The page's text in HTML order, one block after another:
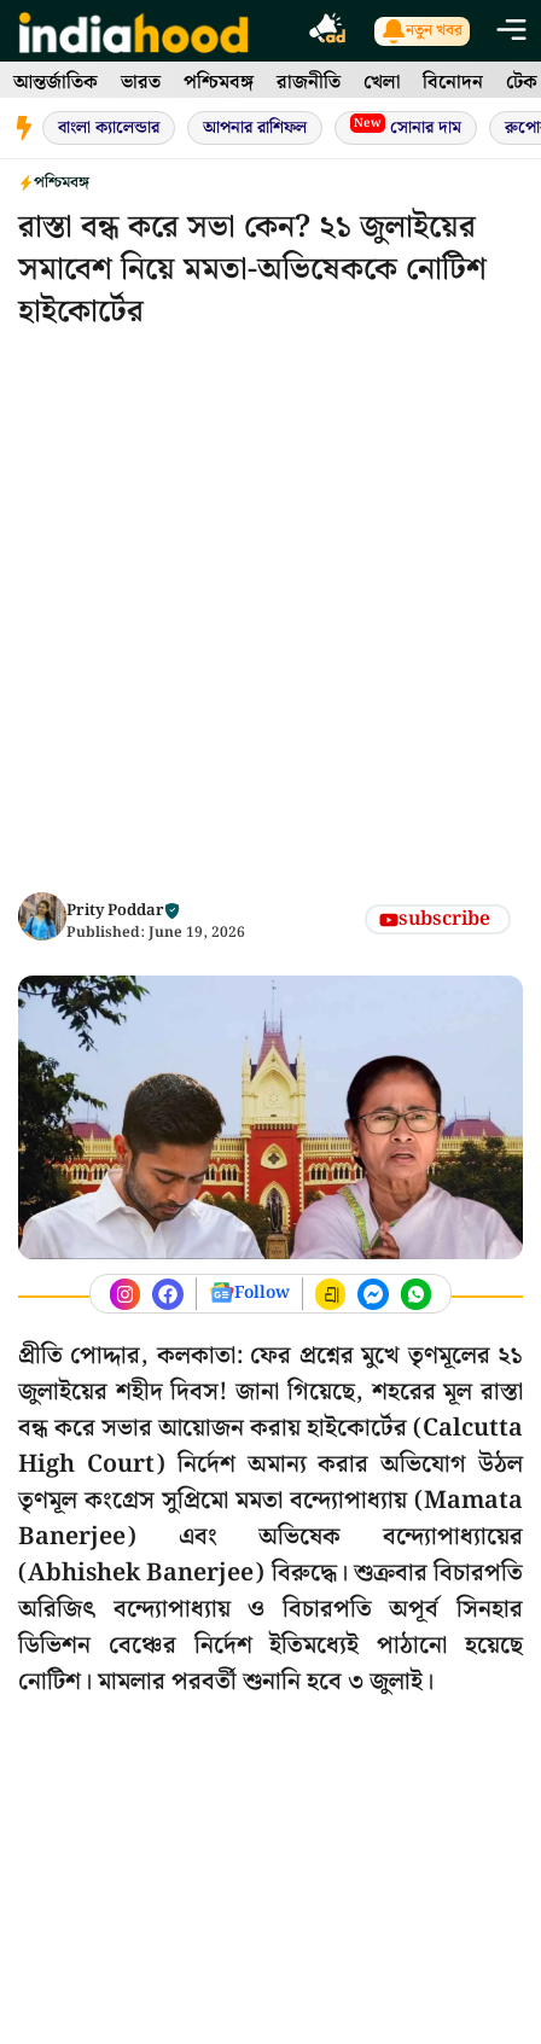
Skip
to
content
নতুন খবর
আন্তর্জাতিক ভারত পশ্চিমবঙ্গ রাজনীতি খেলা বিনোদন টেক
বাংলা ক্যালেন্ডার আপনার রাশিফল New সোনার দাম
পশ্চিমবঙ্গ
রাস্তা বন্ধ করে সভা কেন? ২১ জুলাইয়ের
সমাবেশ নিয়ে মমতা-অভিষেককে নোটিশ
হাইকোর্টের
Prity Poddar
Published: June 19, 2026 subscribe
Follow
প্রীতি পোদ্দার, কলকাতা: ফের প্রশ্নের মুখে তৃণমূলের ২১
জুলাইয়ের শহীদ দিবস! জানা গিয়েছে, শহরের মূল রাস্তা
বন্ধ করে সভার আয়োজন করায় হাইকোর্টের (Calcutta
High Court) নির্দেশ অমান্য করার অভিযোগ উঠল
তৃণমূল কংগ্রেস সুপ্রিমো মমতা বন্দ্যোপাধ্যায় (Mamata
Banerjee) এবং অভিষেক বন্দ্যোপাধ্যায়ের
(Abhishek Banerjee) বিরুদ্ধে। শুক্রবার বিচারপতি
অরিজিৎ বন্দ্যোপাধ্যায় ও বিচারপতি অপূর্ব সিনহার
ডিভিশন বেঞ্চের নির্দেশ ইতিমধ্যেই পাঠানো হয়েছে
নোটিশ। মামলার পরবর্তী শুনানি হবে ৩ জুলাই।